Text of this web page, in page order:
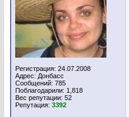
Регистрация: 24.07.2008
Адрес: Донбасс
Сообщений: 785
Поблагодарили: 1,818
Вес репутации: 52
Репутация: 3392